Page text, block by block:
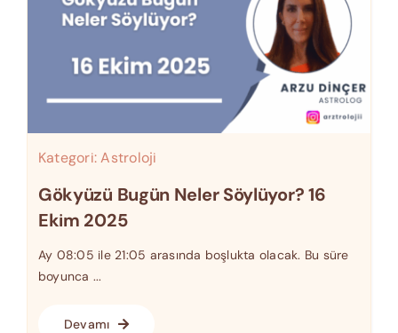
Kategori:Astroloji
Gökyüzü Bugün Neler Söylüyor? 16
Ekim 2025
Ay 08:05 ile 21:05 arasında boşlukta olacak. Bu süre
boyunca ...
Devamı